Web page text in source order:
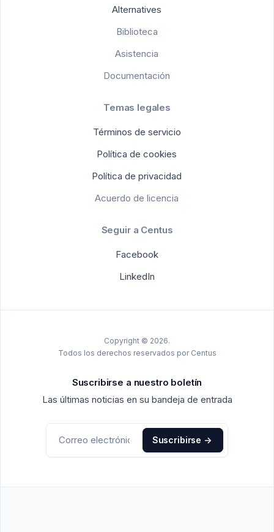
Alternatives
Biblioteca
Asistencia
Documentación
Temas legales
Términos de servicio
Política de cookies
Política de privacidad
Acuerdo de licencia
Seguir a Centus
Facebook
LinkedIn
Copyright © 2026.
Todos los derechos reservados por Centus
Suscribirse a nuestro boletín
Las últimas noticias en su bandeja de entrada
Suscribirse ->